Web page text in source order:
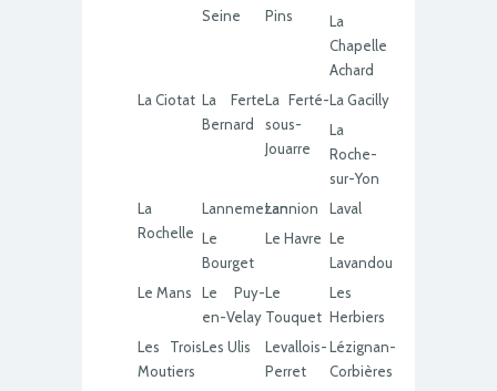
Seine
Pins
La
Chapelle
Achard
La Ciotat La Ferte
Bernard
La Ferté-
sous-
Jouarre
La Gacilly
La
Roche-
sur-Yon
La
Rochelle
LannemezanLannion
Laval
Le
Bourget
Le Havre Le
Lavandou
Le Mans
Le Puy-
en-Velay
Le
Touquet
Les
Herbiers
Les Trois
Moutiers
Les Ulis
Levallois-
Perret
Lézignan-
Corbières